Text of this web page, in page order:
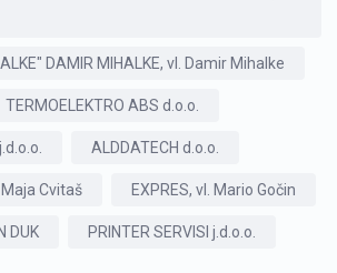
DAMIR MIHALKE, vl. Damir Mihalke
TERMOELEKTRO ABS d.o.o.
ALDDATECH d.o.o.
Maja Cvitaš EXPRES, vl. Mario Gočin
DUK PRINTER SERVISI j.d.o.o.